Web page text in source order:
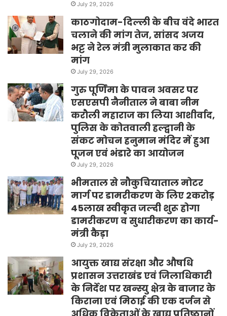
July 29, 2026
काठगोदाम-दिल्ली के बीच वंदे भारत
चलाने की मांग तेज, सांसद अजय
भट्ट ने रेल मंत्री मुलाकात कर की
मांग
July 29, 2026
गुरु पूर्णिमा के पावन अवसर पर
एसएसपी नैनीताल ने बाबा नीम
करौली महाराज का लिया आशीर्वाद,
पुलिस के कोतवाली हल्द्वानी के
संकट मोचन हनुमान मंदिर में हुआ
पूजन एवं भंडारे का आयोजन
July 29, 2026
भीमताल से नौकुचियाताल मोटर
मार्ग पर डामरीकरण के लिए 2करोड़
45लाख स्वीकृत जल्दी शुरू होगा
डामरीकरण व सुधारीकरण का कार्य-
मंत्री कैड़ा
July 29, 2026
आयुक्त खाद्य संरक्षा और औषधि
प्रशासन उत्तराखंड एवं जिलाधिकारी
के निर्देश पर खन्स्यु क्षेत्र के बाजार के
किराना एवं मिठाई की एक दर्जन से